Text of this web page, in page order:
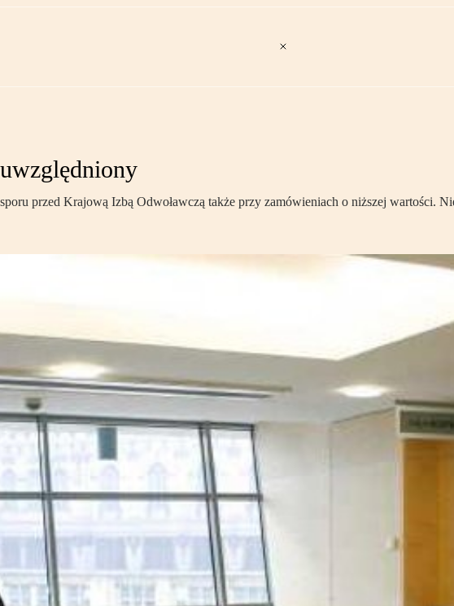
przed Krajową Izbą Odwoławczą także przy zamówieniach o niższej wartości.